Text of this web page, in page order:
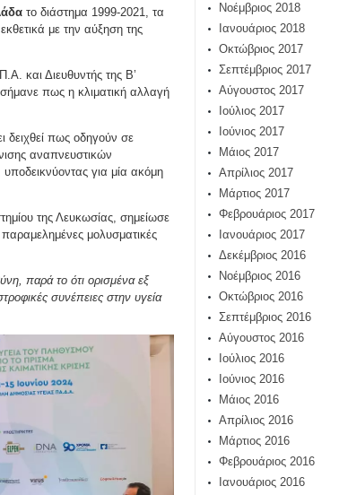
το διάστημα 1999-2021, τα
με την αύξηση της
και Διευθυντής της Β’
πως η κλιματική αλλαγή
δειχθεί πως οδηγούν σε
αναπνευστικών
για μία ακόμη
της Λευκωσίας, σημείωσε
μολυσματικές
παρά το ότι ορισμένα εξ
συνέπειες στην υγεία
Νοέμβριος 2018
Ιανουάριος 2018
Οκτώβριος 2017
Σεπτέμβριος 2017
Αύγουστος 2017
Ιούλιος 2017
Ιούνιος 2017
Μάιος 2017
Απρίλιος 2017
Μάρτιος 2017
Φεβρουάριος 2017
Ιανουάριος 2017
Δεκέμβριος 2016
Νοέμβριος 2016
Οκτώβριος 2016
Σεπτέμβριος 2016
Αύγουστος 2016
Ιούλιος 2016
Ιούνιος 2016
Μάιος 2016
Απρίλιος 2016
Μάρτιος 2016
Φεβρουάριος 2016
Ιανουάριος 2016